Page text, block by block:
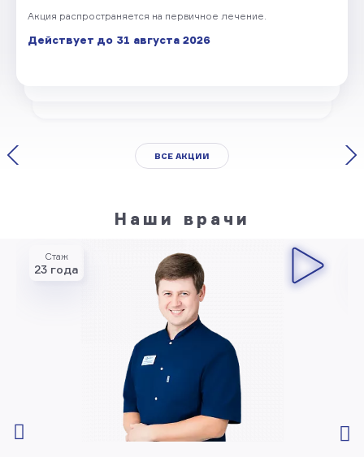
Акция распространяется на первичное лечение.
Действует до 31 августа 2026
ВСЕ АКЦИИ
Наши врачи
Стаж
23 года